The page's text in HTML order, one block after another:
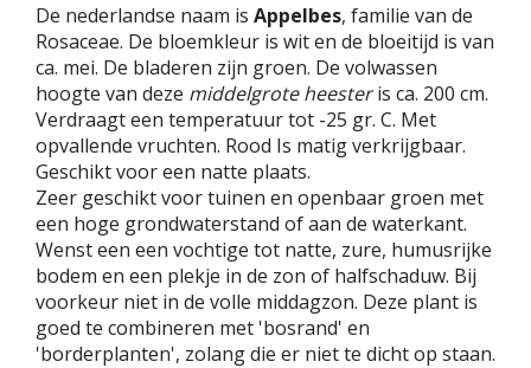
De nederlandse naam is Appelbes, familie van de
Rosaceae. De bloemkleur is wit en de bloeitijd is van
ca. mei. De bladeren zijn groen. De volwassen
hoogte van deze middelgrote heesteris ca. 200 cm.
Verdraagt een temperatuur tot -25 gr. C. Met
opvallende vruchten. Rood Is matig verkrijgbaar.
Geschikt voor een natte plaats.
Zeer geschikt voor tuinen en openbaar groen met
een hoge grondwaterstand of aan de waterkant.
Wenst een een vochtige tot natte, zure, humusrijke
bodem en een plekje in de zon of halfschaduw. Bij
voorkeur niet in de volle middagzon. Deze plant is
goed te combineren met 'bosrand' en
'borderplanten', zolang die er niet te dicht op staan.